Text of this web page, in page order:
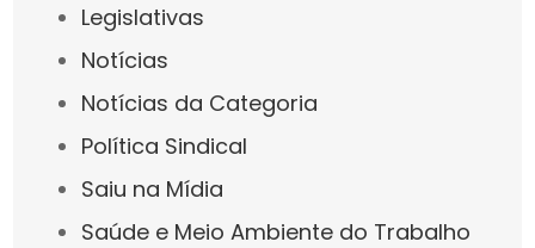
Legislativas
Notícias
Notícias da Categoria
Política Sindical
Saiu na Mídia
Saúde e Meio Ambiente do Trabalho